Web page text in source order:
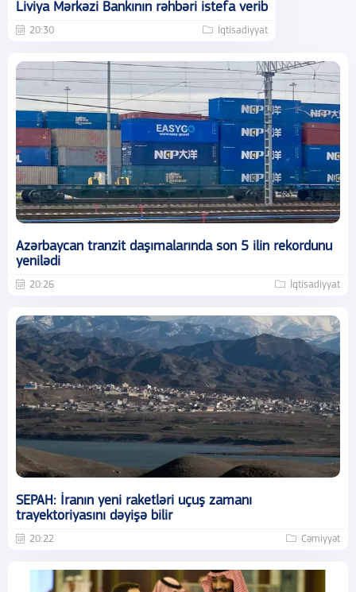
Liviya Mərkəzi Bankının rəhbəri istefa verib
20:30 İqtisadiyyat
Azərbaycan tranzit daşımalarında son 5 ilin rekordunu
yenilədi
20:26 İqtisadiyyat
SEPAH: İranın yeni raketləri uçuş zamanı
trayektoriyasını dəyişə bilir
20:22 Cəmiyyət